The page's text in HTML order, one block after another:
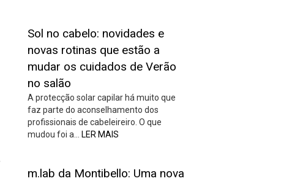
Sol no cabelo: novidades e
novas rotinas que estão a
mudar os cuidados de Verão
no salão
A protecção solar capilar há muito que
faz parte do aconselhamento dos
profissionais de cabeleireiro. O que
mudou foi a…
LER MAIS
m.lab da Montibello: Uma nova